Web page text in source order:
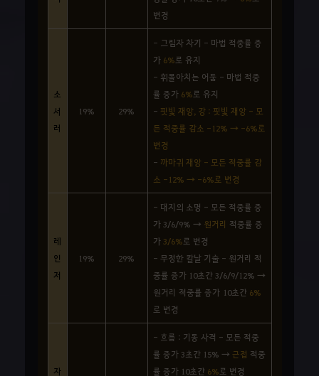
변경
소
서
러
19% 29%
- 그림자 차기 - 마법 적중률 증
가 6%로 유지
- 휘몰아치는 어둠 - 마법 적중
률 증가 6%로 유지
- 핏빛 재앙, 강 : 핏빛 재앙 - 모
든 적중률 감소 -12% → -6%로
변경
- 까마귀 재앙 - 모든 적중률 감
소 -12% → -6%로 변경
레
인
저
19% 29%
- 대지의 소명 - 모든 적중률 증
가 3/6/9% → 원거리 적중률 증
가 3/6%로 변경
- 무정한 칼날 기술 - 원거리 적
중률 증가 10초간 3/6/9/12% →
원거리 적중률 증가 10초간6%
로 변경
자
- 흐름 : 기동 사격 - 모든 적중
률 증가 3초간 15% → 근접 적중
률 증가 10초간 6%로 변경